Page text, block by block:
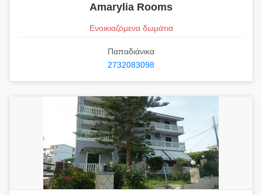
Amarylia Rooms
Ενοικιαζόμενα δωμάτια
Παπαδιάνικα
2732083098